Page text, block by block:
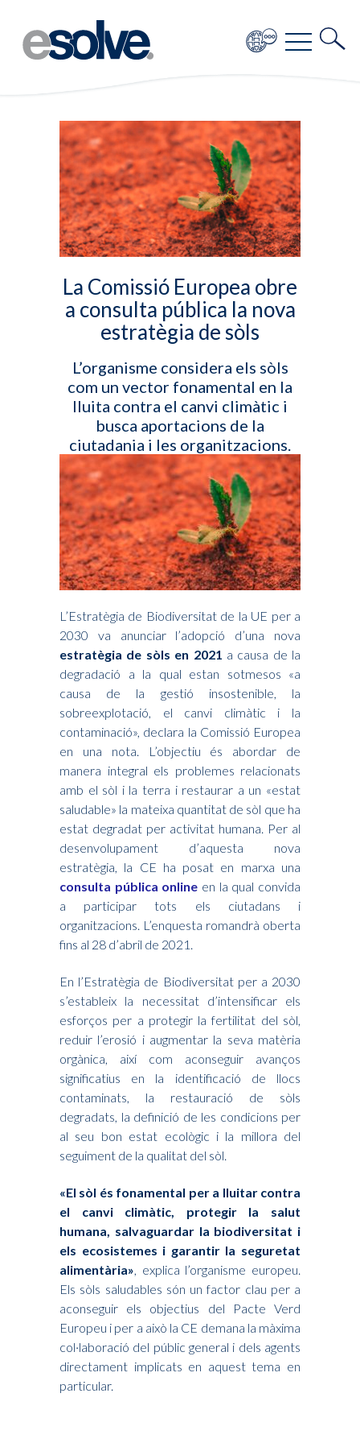
La Comissió Europea obre
a consulta pública la nova
estratègia de sòls
L’organisme considera els sòls
com un vector fonamental en la
lluita contra el canvi climàtic i
busca aportacions de la
ciutadania i les organitzacions.
L’Estratègia de Biodiversitat de la UE per a
2030 va anunciar l’adopció d’una nova
estratègia de sòls en 2021 a causa de la
degradació a la qual estan sotmesos «a
causa de la gestió insostenible, la
sobreexplotació, el canvi climàtic i la
contaminació», declara la Comissió Europea
en una nota. L’objectiu és abordar de
manera integral els problemes relacionats
amb el sòl i la terra i restaurar a un «estat
saludable» la mateixa quantitat de sòl que ha
estat degradat per activitat humana. Per al
desenvolupament d’aquesta nova
estratègia, la CE ha posat en marxa una
consulta pública online en la qual convida
a participar tots els ciutadans i
organitzacions. L’enquesta romandrà oberta
fins al 28 d’abril de 2021.
En l’Estratègia de Biodiversitat per a 2030
s’estableix la necessitat d’intensificar els
esforços per a protegir la fertilitat del sòl,
reduir l’erosió i augmentar la seva matèria
orgànica, així com aconseguir avanços
significatius en la identificació de llocs
contaminats, la restauració de sòls
degradats, la definició de les condicions per
al seu bon estat ecològic i la millora del
seguiment de la qualitat del sòl.
«El sòl és fonamental per a lluitar contra
el canvi climàtic, protegir la salut
humana, salvaguardar la biodiversitat i
els ecosistemes i garantir la seguretat
alimentària» , explica l’organisme europeu.
Els sòls saludables són un factor clau per a
aconseguir els objectius del Pacte Verd
Europeu i per a això la CE demana la màxima
col·laboració del públic general i dels agents
directament implicats en aquest tema en
particular.